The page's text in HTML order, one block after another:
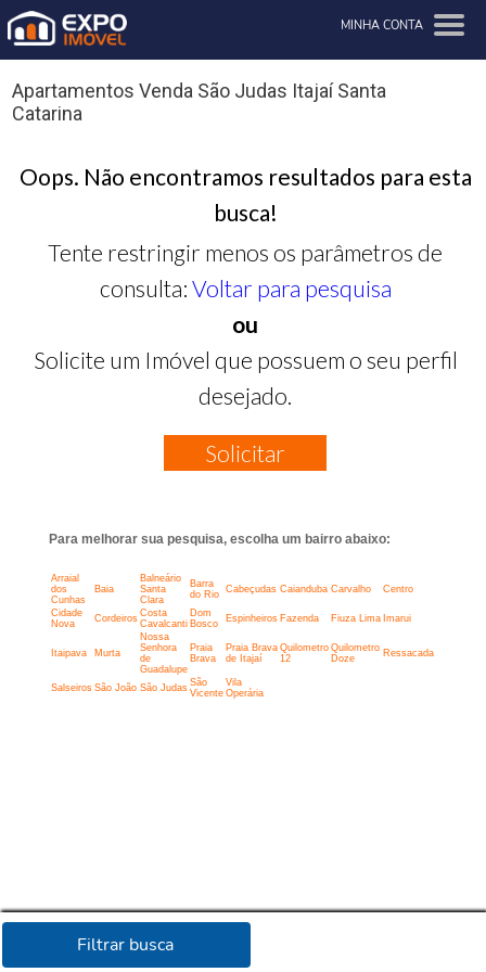
MINHA CONTA
Filtrar busca
Apartamentos Venda São Judas Itajaí Santa
Catarina
Oops. Não encontramos resultados para esta
busca!
Tente restringir menos os parâmetros de
consulta: Voltar para pesquisa
ou
Solicite um Imóvel que possuem o seu perfil
desejado.
Solicitar
Para melhorar sua pesquisa, escolha um bairro abaixo:
Arraial
dos
Cunhas
Baia
Balneário
Santa
Clara
Barra
do Rio
Cabeçudas Caianduba Carvalho Centro
Cidade
Nova
Cordeiros Costa
Cavalcanti
Dom
Bosco
Espinheiros Fazenda Fiuza Lima Imarui
Itaipava Murta
Nossa
Senhora
de
Guadalupe
Praia
Brava
Praia Brava
de Itajaí
Quilometro
12
Quilometro
Doze
Ressacada
Salseiros São João São Judas São
Vicente
Vila
Operária